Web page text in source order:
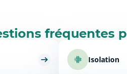
fréquentes
Isolation